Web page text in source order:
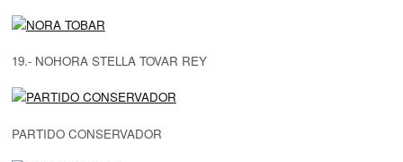
19.- NOHORA STELLA TOVAR REY
PARTIDO CONSERVADOR